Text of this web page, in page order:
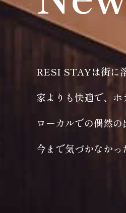
RESI STAYは街に
家よりも快適で、
ローカルでの偶然
今まで気づかなか